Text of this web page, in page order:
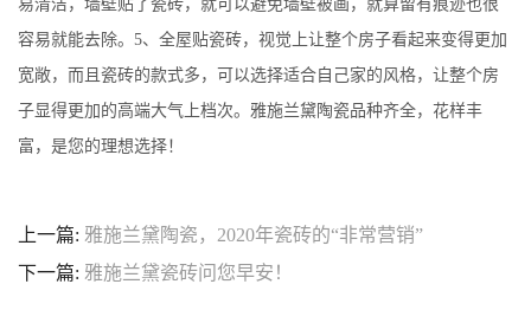
易清洁，墙壁贴了瓷砖，就可以避免墙壁被画，就算留有痕迹也很
容易就能去除。5、全屋贴瓷砖，视觉上让整个房子看起来变得更加
宽敞，而且瓷砖的款式多，可以选择适合自己家的风格，让整个房
子显得更加的高端大气上档次。雅施兰黛陶瓷品种齐全，花样丰
富，是您的理想选择！
上一篇: 雅施兰黛陶瓷，2020年瓷砖的“非常营销”
下一篇: 雅施兰黛瓷砖问您早安！